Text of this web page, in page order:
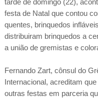
tarde de domingo (22),
festa de Natal que contou
quentes, brinquedos
distribuiram brinquedos a
a união de gremistas e
Fernando Zart, cônsul do
Internacional, acreditam
outras festas em parceria